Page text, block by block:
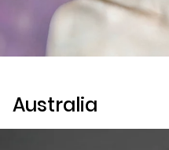
Australia